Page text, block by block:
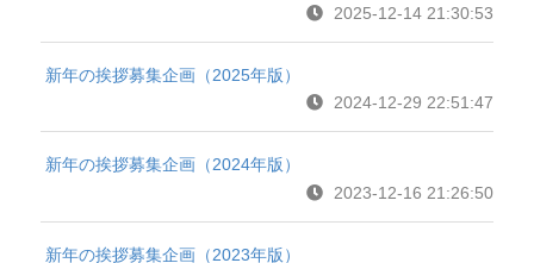
2025-12-14 21:30:53
新年の挨拶募集企画（2025年版）
2024-12-29 22:51:47
新年の挨拶募集企画（2024年版）
2023-12-16 21:26:50
新年の挨拶募集企画（2023年版）